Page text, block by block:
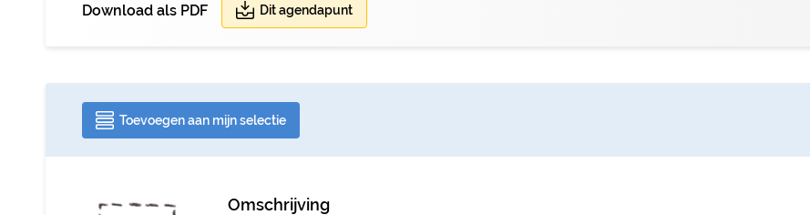
Download als PDF Dit agendapunt
Toevoegen aan mijn selectie
Omschrijving